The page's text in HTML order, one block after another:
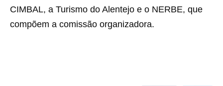
CIMBAL, a Turismo do Alentejo e o NERBE, que
compõem a comissão organizadora.